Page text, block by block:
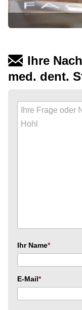
Ihre
med. dent.
Ihr Name
E-Mail